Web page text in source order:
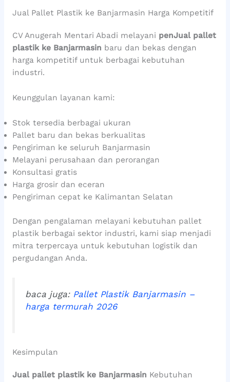
Jual Pallet Plastik ke Banjarmasin Harga Kompetitif
CV Anugerah Mentari Abadi melayani penJual pallet
plastik ke Banjarmasin baru dan bekas dengan
harga kompetitif untuk berbagai kebutuhan
industri.
Keunggulan layanan kami:
Stok tersedia berbagai ukuran
Pallet baru dan bekas berkualitas
Pengiriman ke seluruh Banjarmasin
Melayani perusahaan dan perorangan
Konsultasi gratis
Harga grosir dan eceran
Pengiriman cepat ke Kalimantan Selatan
Dengan pengalaman melayani kebutuhan pallet
plastik berbagai sektor industri, kami siap menjadi
mitra terpercaya untuk kebutuhan logistik dan
pergudangan Anda.
baca juga: Pallet Plastik Banjarmasin –
harga termurah 2026
Kesimpulan
Jual pallet plastik ke Banjarmasin Kebutuhan